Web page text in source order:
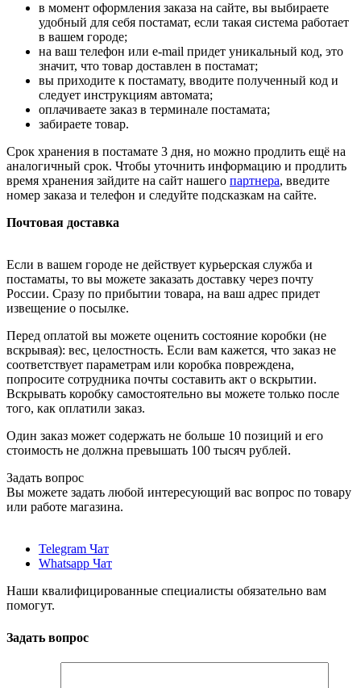
в момент оформления заказа на сайте, вы выбираете
удобный для себя постамат, если такая система работает
в вашем городе;
на ваш телефон или e-mail придет уникальный код, это
значит, что товар доставлен в постамат;
вы приходите к постамату, вводите полученный код и
следует инструкциям автомата;
оплачиваете заказ в терминале постамата;
забираете товар.
Срок хранения в постамате 3 дня, но можно продлить ещё на
аналогичный срок. Чтобы уточнить информацию и продлить
время хранения зайдите на сайт нашего партнера, введите
номер заказа и телефон и следуйте подсказкам на сайте.
Почтовая доставка
Если в вашем городе не действует курьерская служба и
постаматы, то вы можете заказать доставку через почту
России. Сразу по прибытии товара, на ваш адрес придет
извещение о посылке.
Перед оплатой вы можете оценить состояние коробки (не
вскрывая): вес, целостность. Если вам кажется, что заказ не
соответствует параметрам или коробка повреждена,
попросите сотрудника почты составить акт о вскрытии.
Вскрывать коробку самостоятельно вы можете только после
того, как оплатили заказ.
Один заказ может содержать не больше 10 позиций и его
стоимость не должна превышать 100 тысяч рублей.
Задать вопрос
Вы можете задать любой интересующий вас вопрос по товару
или работе магазина.
Telegram Чат
Whatsapp Чат
Наши квалифицированные специалисты обязательно вам
помогут.
Задать вопрос